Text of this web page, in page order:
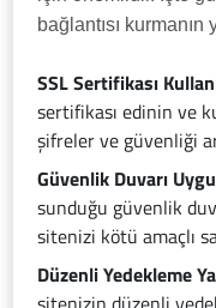
bağlantısı kurmanın
SSL Sertifikası
sertifikası edinin ve
şifreler ve güvenliği
Güvenlik Duvarı
sunduğu güvenlik
sitenizi kötü amaçlı
Düzenli Yedekleme